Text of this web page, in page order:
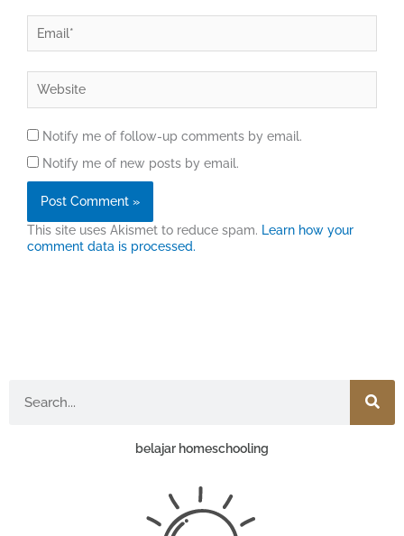
Notify me of follow-up comments by email.
Notify me of new posts by email.
This site uses Akismet to reduce spam. Learn how your
comment data is processed.
belajar homeschooling